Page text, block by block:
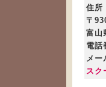
住所
〒
富
電話
メー
スク